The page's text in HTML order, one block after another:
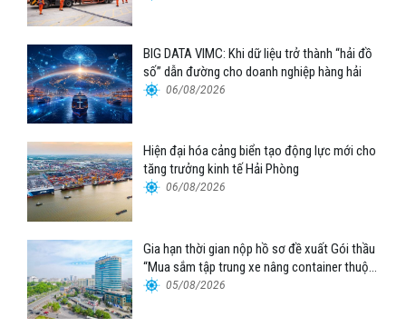
BIG DATA VIMC: Khi dữ liệu trở thành “hải đồ
số” dẫn đường cho doanh nghiệp hàng hải
06/08/2026
Hiện đại hóa cảng biển tạo động lực mới cho
tăng trưởng kinh tế Hải Phòng
06/08/2026
Gia hạn thời gian nộp hồ sơ đề xuất Gói thầu
“Mua sắm tập trung xe nâng container thuộc
Tổng công ty Hàng hải Việt Nam – CTCP”
05/08/2026